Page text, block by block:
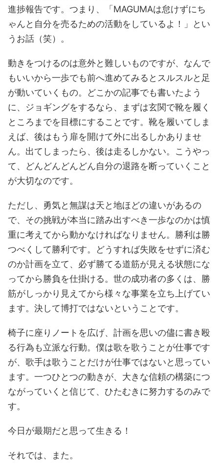
進捗報告です。つまり、「MAGUMAは怠けずにち
ゃんと自分を売るための活動をしているよ！」とい
うお話（笑）。
動きをつけるのは意外と難しいものですが、なんで
もいいから一歩でも前へ進めてみるとスルスルと足
が動いていくもの。どこかの記事でも書いたよう
に、ジョギングをするなら、まずは玄関で靴を履く
ところまでを目標にすることです。靴を履いてしま
えば、後はもう扉を開けて外に出るしかありませ
ん。出てしまったら、後は走るしかない。こうやっ
て、どんどんどんどん自分の退路を断っていくこと
が大切なのです。
ただし、勇気と無謀は天と地ほどの違いがあるの
で、その挑戦が本当に踏み出すべき一歩なのかは慎
重に考えてから動かなければなりません。勝利は勝
つべくして勝利です。どうすれば失敗をせずに済む
のか計画を立て、必ず勝てる道筋が見える状態にな
ってから勝負を仕掛ける。世の成功者の多くは、勝
筋がしっかり見えてから様々な事業を立ち上げてい
ます。決して博打ではないということです。
椅子に座りノートを広げ、計画を思いの儘に書き殴
る行為も立派な行動。僕は歌を歌うことが仕事です
が、歌手は歌うことだけが仕事ではないと思ってい
ます。一つひとつの動きが、大きな信頼の構築につ
ながっていくと信じて、ひたむきに努力するのみで
す。
今日が最期だと思って生きる！
それでは、また。